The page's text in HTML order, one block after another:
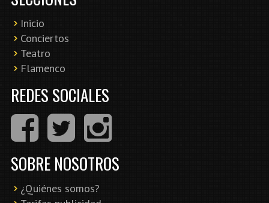
Inicio
Conciertos
Teatro
Flamenco
REDES SOCIALES
SOBRE NOSOTROS
¿Quiénes somos?